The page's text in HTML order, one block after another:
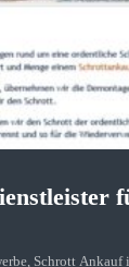
Szenario ist sicherlich bekannt: